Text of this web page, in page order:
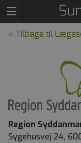
« Tilbage til
Region
Sygehusvej 24,